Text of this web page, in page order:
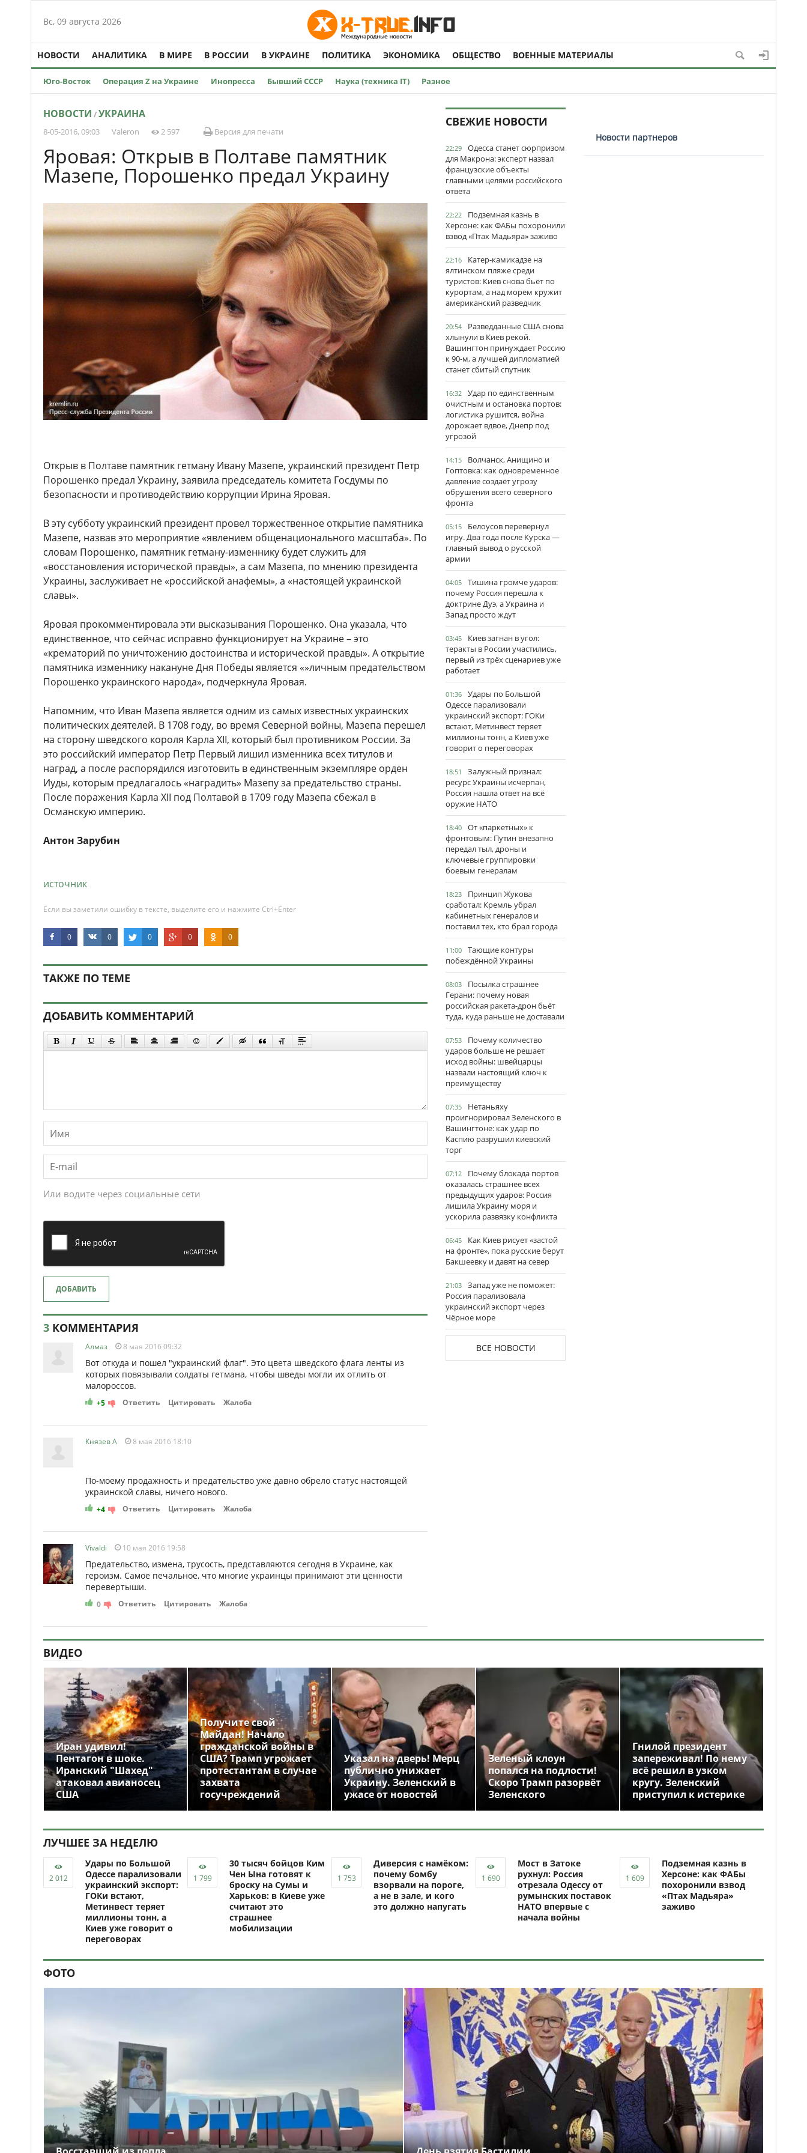
Вс, 09 августа 2026
НОВОСТИ АНАЛИТИКА В МИРЕ В РОССИИ В УКРАИНЕ ПОЛИТИКА ЭКОНОМИКА ОБЩЕСТВО ВОЕННЫЕ МАТЕРИАЛЫ
Юго-Восток Операция Z на Украине Инопресса Бывший СССР Наука (техника IT) Разное
НОВОСТИ /УКРАИНА
8-05-2016, 09:03 Valeron 2 597 Версия для печати
Яровая: Открыв в Полтаве памятник
Мазепе, Порошенко предал Украину
Открыв в Полтаве памятник гетману Ивану Мазепе, украинский президент Петр
Порошенко предал Украину, заявила председатель комитета Госдумы по
безопасности и противодействию коррупции Ирина Яровая.
В эту субботу украинский президент провел торжественное открытие памятника
Мазепе, назвав это мероприятие «явлением общенационального масштаба». По
словам Порошенко, памятник гетману-изменнику будет служить для
«восстановления исторической правды», а сам Мазепа, по мнению президента
Украины, заслуживает не «российской анафемы», а «настоящей украинской
славы».
Яровая прокомментировала эти высказывания Порошенко. Она указала, что
единственное, что сейчас исправно функционирует на Украине – это
«крематорий по уничтожению достоинства и исторической правды». А открытие
памятника изменнику накануне Дня Победы является «»личным предательством
Порошенко украинского народа», подчеркнула Яровая.
Напомним, что Иван Мазепа является одним из самых известных украинских
политических деятелей. В 1708 году, во время Северной войны, Мазепа перешел
на сторону шведского короля Карла XII, который был противником России. За
это российский император Петр Первый лишил изменника всех титулов и
наград, а после распорядился изготовить в единственным экземпляре орден
Иуды, которым предлагалось «наградить» Мазепу за предательство страны.
После поражения Карла XII под Полтавой в 1709 году Мазепа сбежал в
Османскую империю.
Антон Зарубин
источник
Если вы заметили ошибку в тексте, выделите его и нажмите Ctrl+Enter
0 0 0 0 0
ТАКЖЕ ПО ТЕМЕ
ДОБАВИТЬ КОММЕНТАРИЙ
Или водите через социальные сети
ДОБАВИТЬ
3 КОММЕНТАРИЯ
Алмаз 8 мая 2016 09:32
Вот откуда и пошел "украинский флаг". Это цвета шведского флага ленты из
которых повязывали солдаты гетмана, чтобы шведы могли их отлить от
малороссов.
+5 Ответить Цитировать Жалоба
Князев А 8 мая 2016 18:10
По-моему продажность и предательство уже давно обрело статус настоящей
украинской славы, ничего нового.
+4 Ответить Цитировать Жалоба
Vivaldi 10 мая 2016 19:58
Предательство, измена, трусость, представляются сегодня в Украине, как
героизм. Самое печальное, что многие украинцы принимают эти ценности
перевертыши.
0 Ответить Цитировать Жалоба
СВЕЖИЕ НОВОСТИ
22:29
Одесса станет сюрпризом
для Макрона: эксперт назвал
французские объекты
главными целями российского
ответа
22:22
Подземная казнь в
Херсоне: как ФАБы похоронили
взвод «Птах Мадьяра» заживо
22:16
Катер-камикадзе на
ялтинском пляже среди
туристов: Киев снова бьёт по
курортам, а над морем кружит
американский разведчик
20:54
Разведданные США снова
хлынули в Киев рекой.
Вашингтон принуждает Россию
к 90-м, а лучшей дипломатией
станет сбитый спутник
16:32
Удар по единственным
очистным и остановка портов:
логистика рушится, война
дорожает вдвое, Днепр под
угрозой
14:15
Волчанск, Анищино и
Гоптовка: как одновременное
давление создаёт угрозу
обрушения всего северного
фронта
05:15
Белоусов перевернул
игру. Два года после Курска —
главный вывод о русской
армии
04:05
Тишина громче ударов:
почему Россия перешла к
доктрине Дуэ, а Украина и
Запад просто ждут
03:45
Киев загнан в угол:
теракты в России участились,
первый из трёх сценариев уже
работает
01:36
Удары по Большой
Одессе парализовали
украинский экспорт: ГОКи
встают, Метинвест теряет
миллионы тонн, а Киев уже
говорит о переговорах
18:51
Залужный признал:
ресурс Украины исчерпан,
Россия нашла ответ на всё
оружие НАТО
18:40
От «паркетных» к
фронтовым: Путин внезапно
передал тыл, дроны и
ключевые группировки
боевым генералам
18:23
Принцип Жукова
сработал: Кремль убрал
кабинетных генералов и
поставил тех, кто брал города
11:00
Тающие контуры
побеждённой Украины
08:03
Посылка страшнее
Герани: почему новая
российская ракета-дрон бьёт
туда, куда раньше не доставали
07:53
Почему количество
ударов больше не решает
исход войны: швейцарцы
назвали настоящий ключ к
преимуществу
07:35
Нетаньяху
проигнорировал Зеленского в
Вашингтоне: как удар по
Каспию разрушил киевский
торг
07:12
Почему блокада портов
оказалась страшнее всех
предыдущих ударов: Россия
лишила Украину моря и
ускорила развязку конфликта
06:45
Как Киев рисует «застой
на фронте», пока русские берут
Бакшеевку и давят на север
21:03
Запад уже не поможет:
Россия парализовала
украинский экспорт через
Чёрное море
ВСЕ НОВОСТИ
Новости партнеров
ВИДЕО
Иран удивил!
Пентагон в шоке.
Иранский "Шахед"
атаковал авианосец
США
Получите свой
Майдан! Начало
гражданской войны в
США? Трамп угрожает
протестантам в случае
захвата
госучреждений
Указал на дверь! Мерц
публично унижает
Украину. Зеленский в
ужасе от новостей
Зеленый клоун
попался на подлости!
Скоро Трамп разорвёт
Зеленского
Гнилой президент
запереживал! По нему
всё решил в узком
кругу. Зеленский
приступил к истерике
ЛУЧШЕЕ ЗА НЕДЕЛЮ
Удары по Большой
Одессе парализовали
украинский экспорт:
ГОКи встают,
Метинвест теряет
миллионы тонн, а
Киев уже говорит о
переговорах
30 тысяч бойцов Ким
Чен Ына готовят к
броску на Сумы и
Харьков: в Киеве уже
считают это
страшнее
мобилизации
Диверсия с намёком:
почему бомбу
взорвали на пороге,
а не в зале, и кого
это должно напугать
Мост в Затоке
рухнул: Россия
отрезала Одессу от
румынских поставок
НАТО впервые с
начала войны
Подземная казнь в
Херсоне: как ФАБы
похоронили взвод
«Птах Мадьяра»
заживо
ФОТО